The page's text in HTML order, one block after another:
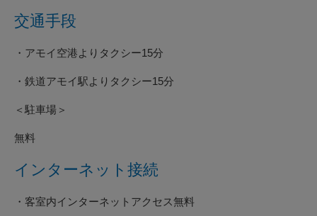
交通手段
・アモイ空港よりタクシー15分
・鉄道アモイ駅よりタクシー15分
＜駐車場＞
無料
インターネット接続
・客室内インターネットアクセス無料